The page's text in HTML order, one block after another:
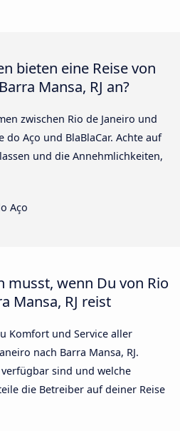
bieten eine Reise von
Mansa, RJ an?
zwischen Rio de Janeiro und
do Aço und BlaBlaCar. Achte auf
und die Annehmlichkeiten,
Aço
musst, wenn Du von Rio
Mansa, RJ reist
Komfort und Service aller
nach Barra Mansa, RJ.
verfügbar sind und welche
die Betreiber auf deiner Reise